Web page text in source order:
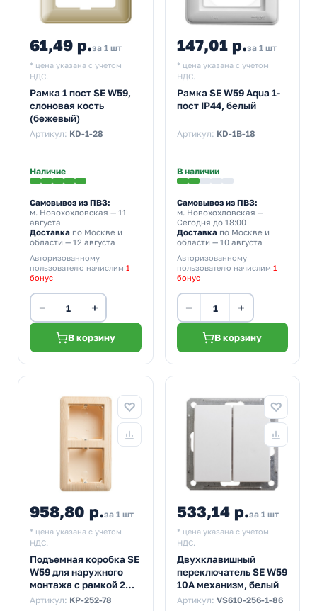
61,49 р.за 1 шт
* цена указана с учетом
НДС.
Рамка 1 пост SE W59,
слоновая кость
(бежевый)
Артикул: KD-1-28
Наличие
Самовывоз из ПВЗ:
м. Новохохловская — 11
августа
Доставка по Москве и
области — 12 августа
Авторизованному
пользователю начислим 1
бонус
− +
В корзину
147,01 р.за 1 шт
* цена указана с учетом
НДС.
Рамка SE W59 Aqua 1-
пост IP44, белый
Артикул: KD-1B-18
В наличии
Самовывоз из ПВЗ:
м. Новохохловская —
Сегодня до 18:00
Доставкапо Москве и
области — 10 августа
Авторизованному
пользователю начислим 1
бонус
− +
В корзину
958,80 р.за 1 шт
* цена указана с учетом
НДС.
Подъемная коробка SE
W59 для наружного
монтажа с рамкой 2
поста, сосна
Артикул: KP-252-78
533,14 р.за 1 шт
* цена указана с учетом
НДС.
Двухклавишный
переключатель SE W59
10A механизм, белый
Артикул: VS610-256-1-86